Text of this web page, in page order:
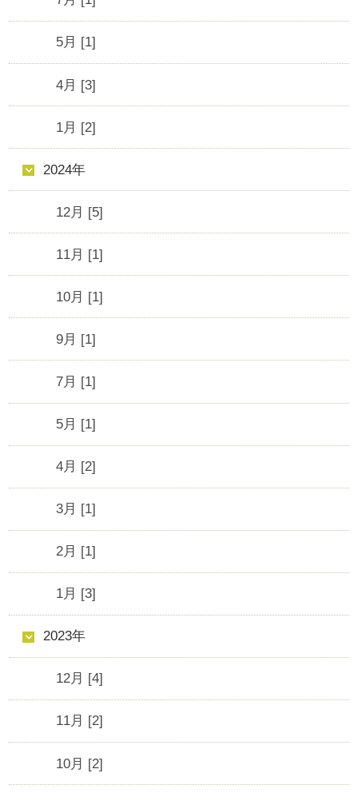
5月 [1]
4月 [3]
1月 [2]
2024年
12月 [5]
11月 [1]
10月 [1]
9月 [1]
7月 [1]
5月 [1]
4月 [2]
3月 [1]
2月 [1]
1月 [3]
2023年
12月 [4]
11月 [2]
10月 [2]